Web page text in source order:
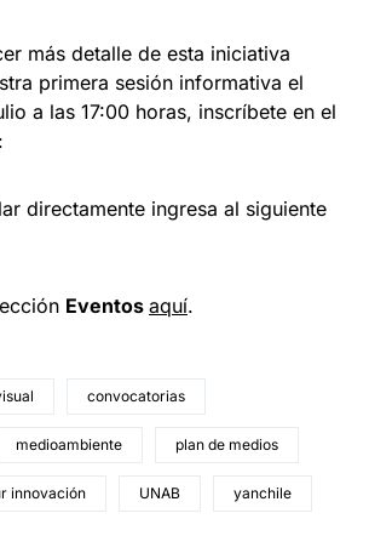
más detalle de esta iniciativa
primera sesión informativa el
a las 17:00 horas, inscríbete en el
directamente ingresa al siguiente
Eventos aquí.
convocatorias
medioambiente plan de medios
innovación UNAB yanchile